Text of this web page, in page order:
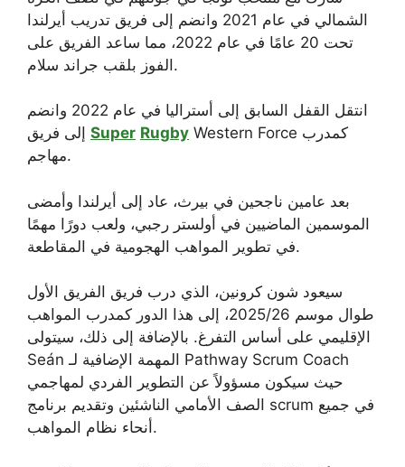
الشمالي في عام 2021 وانضم إلى فريق تدريب أيرلندا
تحت 20 عامًا في عام 2022، مما ساعد الفريق على
الفوز بلقب جراند سلام.
انتقل القفل السابق إلى أستراليا في عام 2022 وانضم
Super Rugby Western Force كمدرب
مهاجم.
بعد عامين ناجحين في بيرث، عاد إلى أيرلندا وأمضى
الموسمين الماضيين في أولستر رجبي، ولعب دورًا مهمًا
في تطوير المواهب الهجومية في المقاطعة.
سيعود شون كرونين، الذي درب فريق الفريق الأول
طوال موسم 2025/26، إلى هذا الدور كمدرب المواهب
الإقليمي على أساس التفرغ. بالإضافة إلى ذلك، سيتولى
Seán المهمة الإضافية لـ Pathway Scrum Coach
حيث سيكون مسؤولاً عن التطوير الفردي لمهاجمي
الصف الأمامي الناشئين وتقديم برنامج scrum في جميع
أنحاء نظام المواهب.